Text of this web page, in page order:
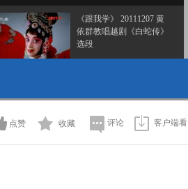
《跟我学》 20111207 黄
依群教唱越剧《白蛇传》
选段
选段
2011-12-06 10:33:20
点赞 收藏 评论 客户端看